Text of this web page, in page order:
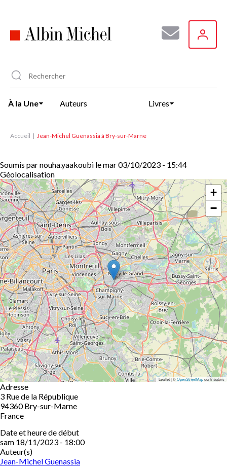
principal
À la Une Auteurs Livres
Accueil Jean-Michel Guenassia à Bry-sur-Marne
Soumis parnouha.yaakoubi lemar 03/10/2023 - 15:44
Géolocalisation
+
−
Leaflet | ©OpenStreetMapcontributors
Adresse
3 Rue de la République
94360 Bry-sur-Marne
France
Date et heure de début
sam 18/11/2023 - 18:00
Auteur(s)
Jean-Michel Guenassia